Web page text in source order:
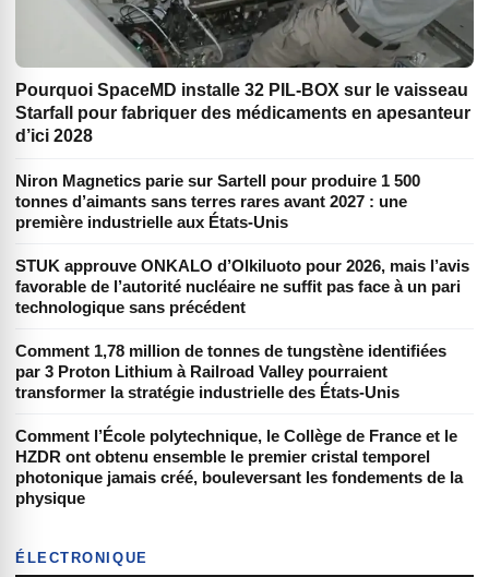
Pourquoi SpaceMD installe 32 PIL-BOX sur le vaisseau
Starfall pour fabriquer des médicaments en apesanteur
d’ici 2028
Niron Magnetics parie sur Sartell pour produire 1 500
tonnes d’aimants sans terres rares avant 2027 : une
première industrielle aux États-Unis
STUK approuve ONKALO d’Olkiluoto pour 2026, mais l’avis
favorable de l’autorité nucléaire ne suffit pas face à un pari
technologique sans précédent
Comment 1,78 million de tonnes de tungstène identifiées
par 3 Proton Lithium à Railroad Valley pourraient
transformer la stratégie industrielle des États-Unis
Comment l’École polytechnique, le Collège de France et le
HZDR ont obtenu ensemble le premier cristal temporel
photonique jamais créé, bouleversant les fondements de la
physique
ÉLECTRONIQUE